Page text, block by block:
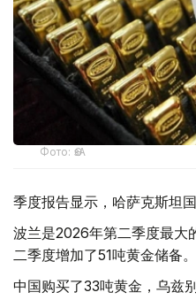
Фото: ӨзА
季度报告显示，哈萨克斯坦
波兰是2026年第二季度最大
二季度增加了51吨黄金储备。
中国购买了33吨黄金，乌兹